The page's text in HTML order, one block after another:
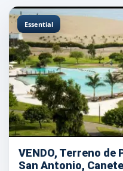
Essential
VENDO, Terreno de
San Antonio,